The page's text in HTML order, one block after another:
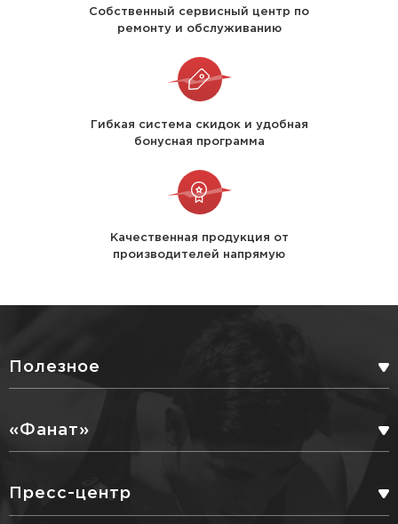
Собственный сервисный центр по
ремонту и обслуживанию
Гибкая система скидок и удобная
бонусная программа
Качественная продукция от
производителей напрямую
Полезное
ДОСТАВКА
«Фанат»
Пресс-центр